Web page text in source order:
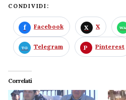
CONDIVIDI:
Facebook X
Telegram Pinterest
Correlati